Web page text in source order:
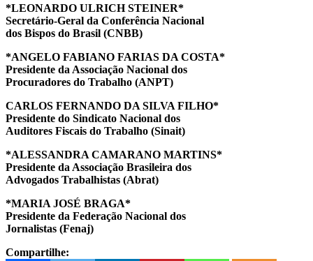
*LEONARDO ULRICH STEINER*
Secretário-Geral da Conferência Nacional
dos Bispos do Brasil (CNBB)
*ANGELO FABIANO FARIAS DA COSTA*
Presidente da Associação Nacional dos
Procuradores do Trabalho (ANPT)
CARLOS FERNANDO DA SILVA FILHO*
Presidente do Sindicato Nacional dos
Auditores Fiscais do Trabalho (Sinait)
*ALESSANDRA CAMARANO MARTINS*
Presidente da Associação Brasileira dos
Advogados Trabalhistas (Abrat)
*MARIA JOSÉ BRAGA*
Presidente da Federação Nacional dos
Jornalistas (Fenaj)
Compartilhe: